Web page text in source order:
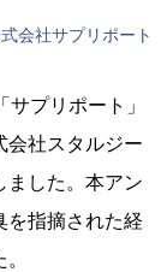
会社サプリポート
プリポート」
会社スタルジー
ました。本アン
を指摘された経